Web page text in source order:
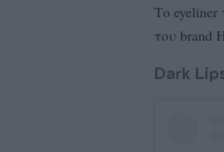
Το eyeliner
του brand
Dark